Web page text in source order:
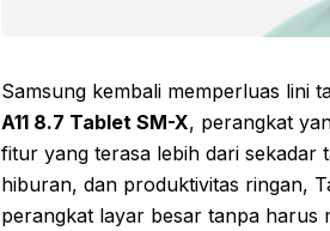
Samsung kembali memperluas lini
A11 8.7 Tablet SM-X, perangkat
fitur yang terasa lebih dari sekadar
hiburan, dan produktivitas ringan,
perangkat layar besar tanpa harus